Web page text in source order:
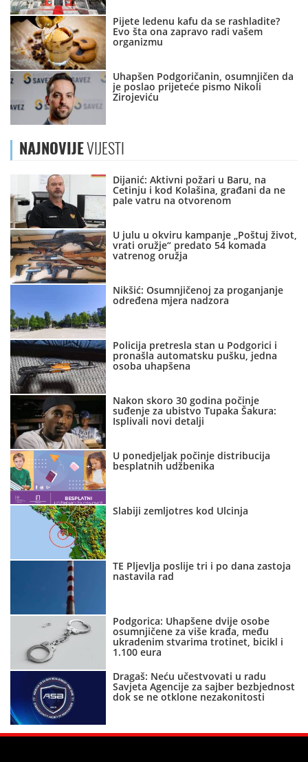
Pijete ledenu kafu da se rashladite?
Evo šta ona zapravo radi vašem
organizmu
Uhapšen Podgoričanin, osumnjičen da
je poslao prijeteće pismo Nikoli
Zirojeviću
NAJNOVIJEVIJESTI
Dijanić: Aktivni požari u Baru, na
Cetinju i kod Kolašina, građani da ne
pale vatru na otvorenom
U julu u okviru kampanje „Poštuj život,
vrati oružje“ predato 54 komada
vatrenog oružja
Nikšić: Osumnjičenoj za proganjanje
određena mjera nadzora
Policija pretresla stan u Podgorici i
pronašla automatsku pušku, jedna
osoba uhapšena
Nakon skoro 30 godina počinje
suđenje za ubistvo Tupaka Šakura:
Isplivali novi detalji
U ponedjeljak počinje distribucija
besplatnih udžbenika
Slabiji zemljotres kod Ulcinja
TE Pljevlja poslije tri i po dana zastoja
nastavila rad
Podgorica: Uhapšene dvije osobe
osumnjičene za više krađa, među
ukradenim stvarima trotinet, bicikl i
1.100 eura
Dragaš: Neću učestvovati u radu
Savjeta Agencije za sajber bezbjednost
dok se ne otklone nezakonitosti